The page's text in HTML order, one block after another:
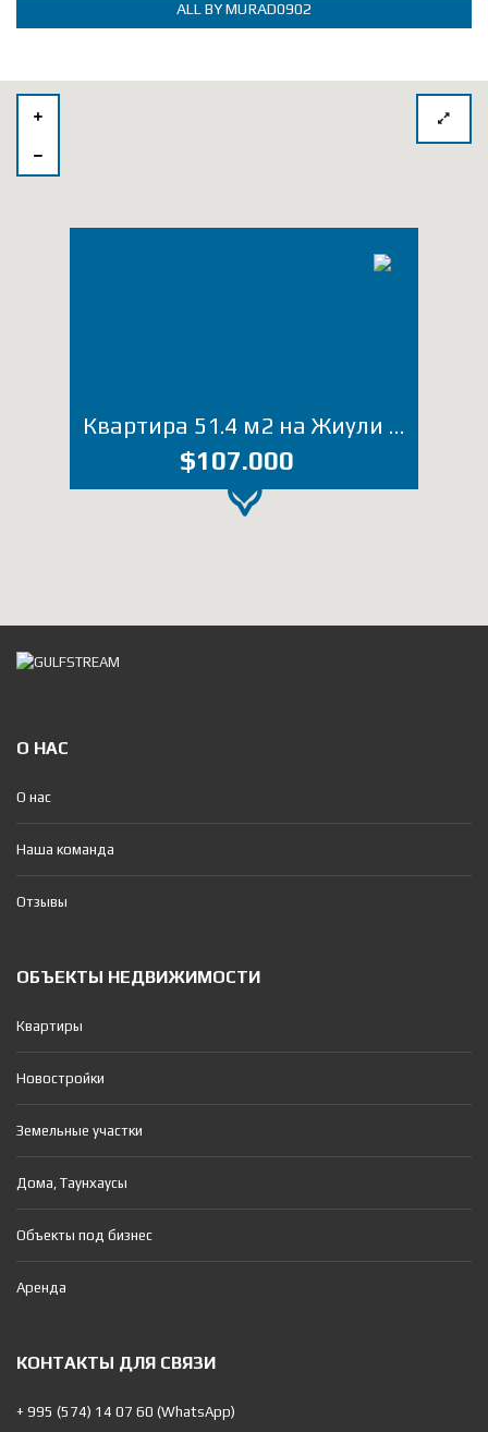
ALL BY MURAD0902
Квартира 51.4 м2 на Жиули Шартава (Лот 3653ДЛ)
$107.000
О НАС
О нас
Наша команда
Отзывы
ОБЪЕКТЫ НЕДВИЖИМОСТИ
Квартиры
Новостройки
Земельные участки
Дома, Таунхаусы
Объекты под бизнес
Аренда
КОНТАКТЫ ДЛЯ СВЯЗИ
+ 995 (574) 14 07 60 (WhatsApp)